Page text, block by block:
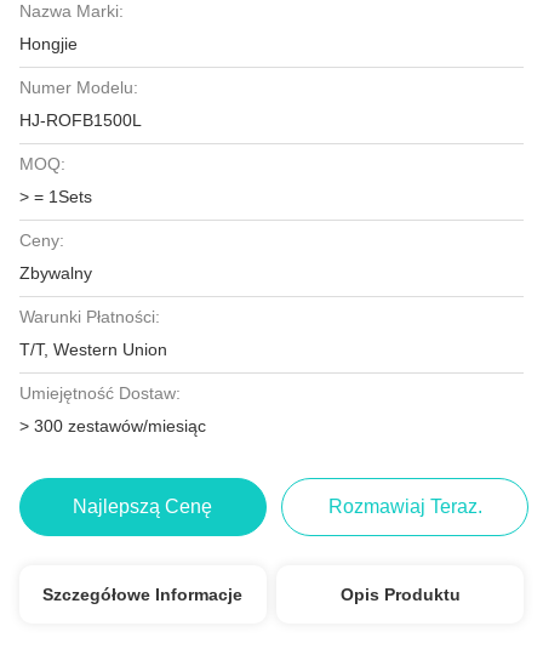
Nazwa Marki:
Hongjie
Numer Modelu:
HJ-ROFB1500L
MOQ:
> = 1Sets
Ceny:
Zbywalny
Warunki Płatności:
T/T, Western Union
Umiejętność Dostaw:
> 300 zestawów/miesiąc
Najlepszą Cenę Rozmawiaj Teraz.
Szczegółowe Informacje Opis Produktu